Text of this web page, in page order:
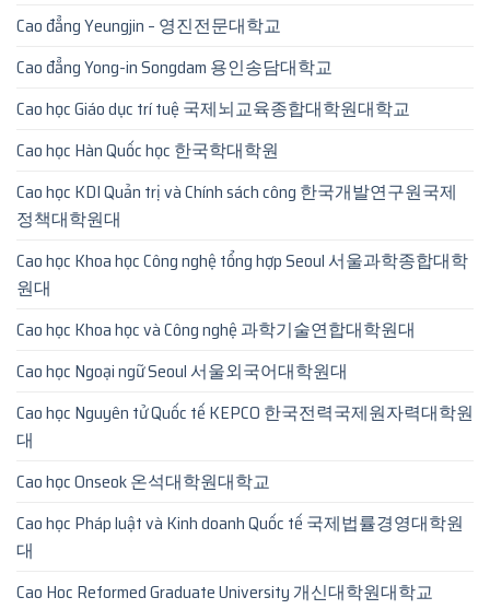
Cao đẳng Yeungjin – 영진전문대학교
Cao đẳng Yong-in Songdam 용인송담대학교
Cao học Giáo dục trí tuệ 국제뇌교육종합대학원대학교
Cao học Hàn Quốc học 한국학대학원
Cao học KDI Quản trị và Chính sách công 한국개발연구원국제
정책대학원대
Cao học Khoa học Công nghệ tổng hợp Seoul 서울과학종합대학
원대
Cao học Khoa học và Công nghệ 과학기술연합대학원대
Cao học Ngoại ngữ Seoul 서울외국어대학원대
Cao học Nguyên tử Quốc tế KEPCO 한국전력국제원자력대학원
대
Cao học Onseok 온석대학원대학교
Cao học Pháp luật và Kinh doanh Quốc tế 국제법률경영대학원
대
Cao Hoc Reformed Graduate University 개신대학원대학교